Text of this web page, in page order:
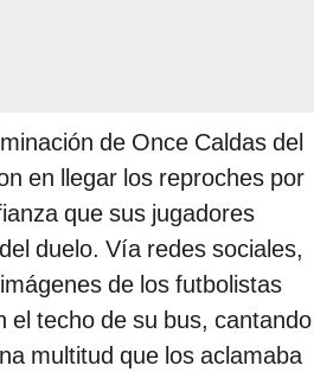
de Once Caldas del
en llegar los reproches por
que sus jugadores
duelo. Vía redes sociales,
de los futbolistas
el techo de su bus, cantando
multitud que los aclamaba